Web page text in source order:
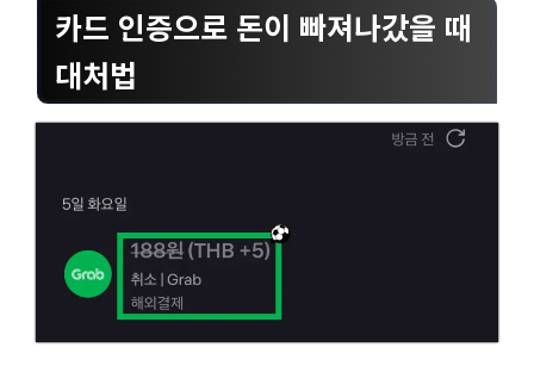
카드 인증으로 돈이 빠져나갔을 때
대처법